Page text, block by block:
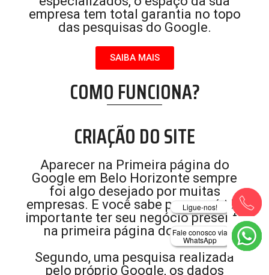
Fale conosco via
WhatsApp
Ligue-nos!
empresa tem total garantia no topo
das pesquisas do Google.
SAIBA MAIS
COMO FUNCIONA?
CRIAÇÃO DO SITE
Aparecer na Primeira página do
Google em Belo Horizonte sempre
foi algo desejado por muitas
empresas. E você sabe por que é tão
importante ter seu negócio presente
na primeira página do Google?
Segundo, uma pesquisa realizada
pelo próprio Google, os dados